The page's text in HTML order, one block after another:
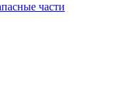
части